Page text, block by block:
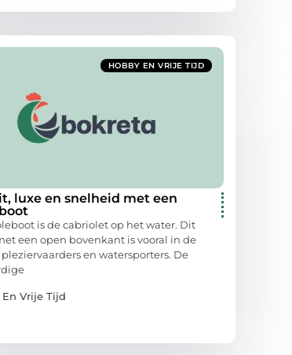
HOBBY EN VRIJE TIJD
luxe en snelheid met een
is de cabriolet op het water. Dit
een open bovenkant is vooral in de
en watersporters. De
Vrije Tijd